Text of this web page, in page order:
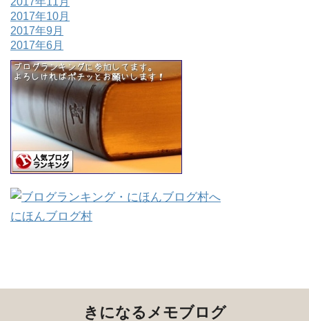
2017年10月
2017年9月
2017年6月
にほんブログ村
きになるメモブログ